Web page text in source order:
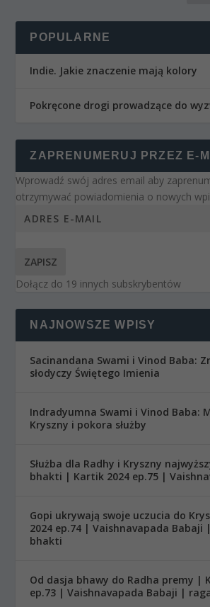
POPULARNE
Indie. Jakie znaczenie mają kolory
Pokręcone drogi prowadzące do
ZAPRENUMERUJ PRZEZ E-
Wprowadź swój adres email aby
otrzymywać powiadomienia o nowych
ZAPISZ
Dołącz do 19 innych subskrybentów
NAJNOWSZE WPISY
Sacinandana Swami i Vinod Baba:
słodyczy Świętego Imienia
Indradyumna Swami i Vinod Baba:
Kryszny i pokora służby
Służba dla Radhy i Kryszny
bhakti | Kartik 2024 ep.75 |
Gopi ukrywają swoje uczucia do
2024 ep.74 | Vaishnavapada Babaji
bhakti
Od dasja bhawy do Radha premy |
ep.73 | Vaishnavapada Babaji |